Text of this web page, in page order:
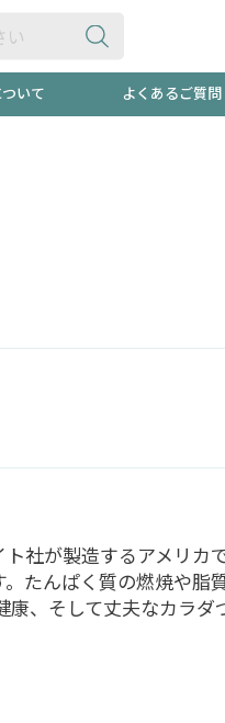
極冷メ
当店ス
今売れ
いて よくあるご質問
社が製造するアメリカ
たんぱく質の燃焼や脂
、そして丈夫なカラダ